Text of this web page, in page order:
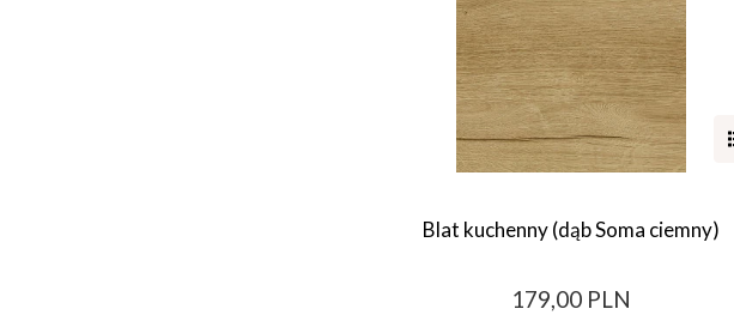
Blat kuchenny (dąb Soma ciemny)
179,00 PLN